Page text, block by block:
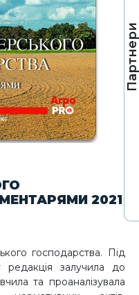
Партнери
2021
господарства. Під
редакція залучила до
та проаналізувала